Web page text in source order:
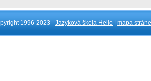
1996-2023 - Jazyková škola Hello mapa